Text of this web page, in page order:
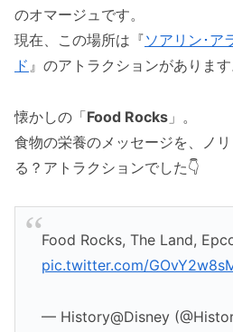
のオマージュです。
現在、この場所は『ソアリン･ア
ド 』のアトラクションがあります
懐かしの「Food Rocks 」。
食物の栄養のメッセージを、ノ
る？アトラクションでした👇
Food Rocks, The Land,
pic.twitter.com/
— History@Disney